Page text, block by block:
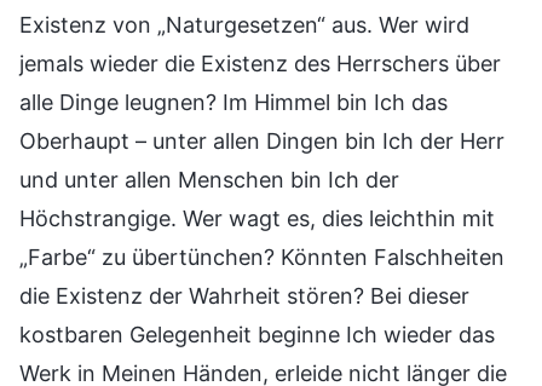
Existenz von „Naturgesetzen“ aus. Wer wird
jemals wieder die Existenz des Herrschers über
alle Dinge leugnen? Im Himmel bin Ich das
Oberhaupt – unter allen Dingen bin Ich der Herr
und unter allen Menschen bin Ich der
Höchstrangige. Wer wagt es, dies leichthin mit
„Farbe“ zu übertünchen? Könnten Falschheiten
die Existenz der Wahrheit stören? Bei dieser
kostbaren Gelegenheit beginne Ich wieder das
Werk in Meinen Händen, erleide nicht länger die